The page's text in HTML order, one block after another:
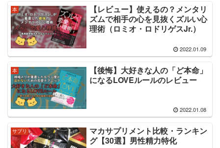
本
【レビュー】使えるの？メンタリ
ズムで相手の心を見抜くズルい心
理術（ロミオ・ロドリゲスJr.）
2022.01.09
本
【後悔】大好きな人の「ど本命」
になるLOVEルールのレビュー
2022.01.08
サプリ
マカサプリメント比較・ランキン
グ【30選】男性精力特化